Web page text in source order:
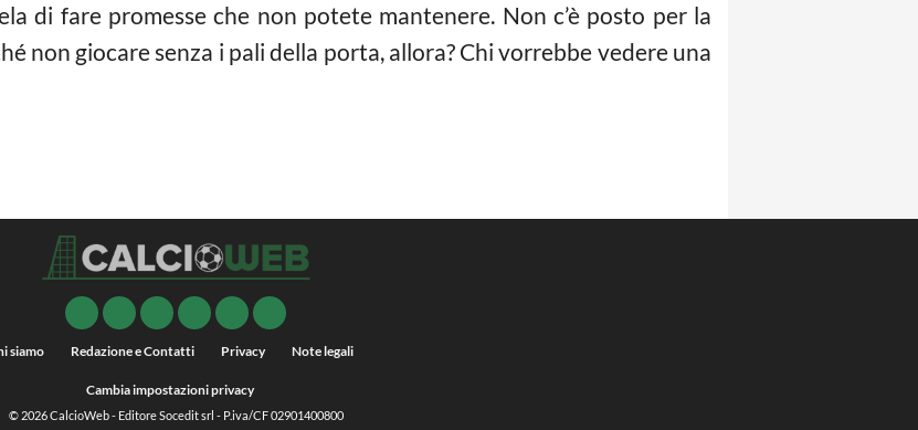
di fare promesse che non potete mantenere. Non c’è posto per la
non giocare senza i pali della porta, allora? Chi vorrebbe vedere una
siamo Redazione e Contatti Privacy Note legali
Cambia impostazioni privacy
© 2026CalcioWeb- Editore Socedit srl - P.iva/CF 02901400800